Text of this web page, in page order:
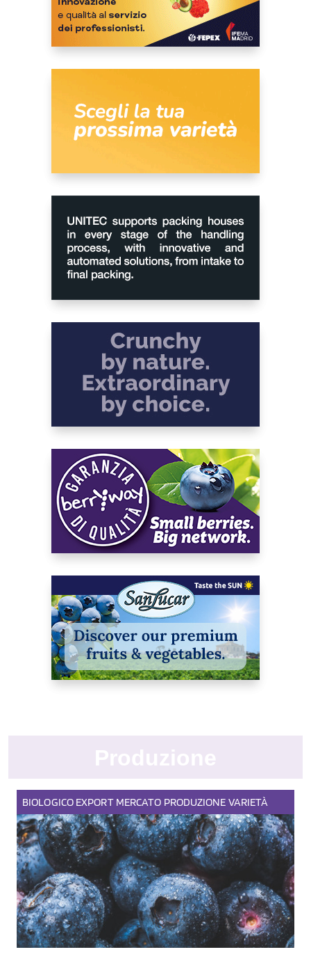
BIOLOGICO EXPORT MERCATO PRODUZIONE VARIETÀ